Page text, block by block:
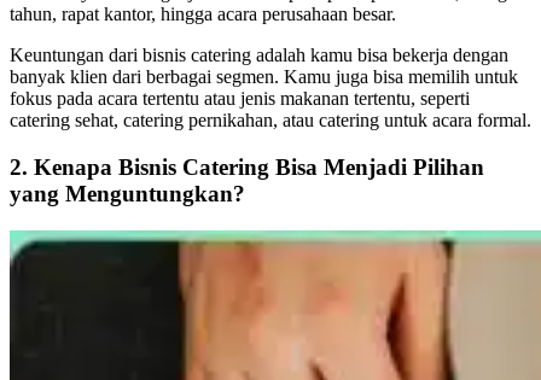
tahun, rapat kantor, hingga acara perusahaan besar.
Keuntungan dari bisnis catering adalah kamu bisa bekerja dengan
banyak klien dari berbagai segmen. Kamu juga bisa memilih untuk
fokus pada acara tertentu atau jenis makanan tertentu, seperti
catering sehat, catering pernikahan, atau catering untuk acara formal.
2. Kenapa Bisnis Catering Bisa Menjadi Pilihan
yang Menguntungkan?